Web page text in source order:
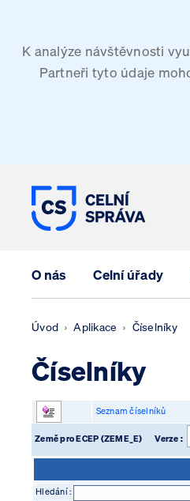
K analýze návštěvnosti
Partneři tyto údaje
O nás Celní úřady
Úvod Aplikace Číselníky
Číselníky
Seznam číselníků
Země pro ECEP (ZEME_E) Verze :
Hledání :